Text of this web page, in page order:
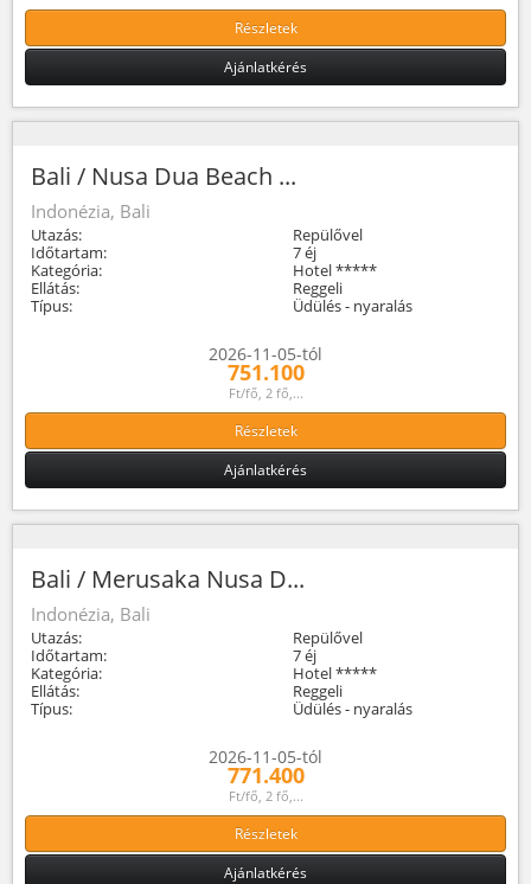
Részletek
Ajánlatkérés
Bali / Nusa Dua Beach ...
Indonézia, Bali
Utazás:
Repülővel
Időtartam:
7 éj
Kategória:
Hotel *****
Ellátás:
Reggeli
Típus:
Üdülés - nyaralás
2026-11-05-tól
751.100
Ft/fő, 2 fő,...
Részletek
Ajánlatkérés
Bali / Merusaka Nusa D...
Indonézia, Bali
Utazás:
Repülővel
Időtartam:
7 éj
Kategória:
Hotel *****
Ellátás:
Reggeli
Típus:
Üdülés - nyaralás
2026-11-05-tól
771.400
Ft/fő, 2 fő,...
Részletek
Ajánlatkérés